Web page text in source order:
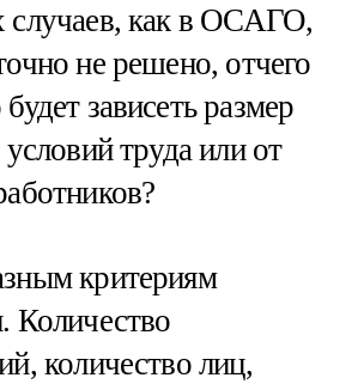
случаев, как в ОСАГО,
не решено, отчего
зависеть размер
труда или от
критериям
Количество
количество лиц,